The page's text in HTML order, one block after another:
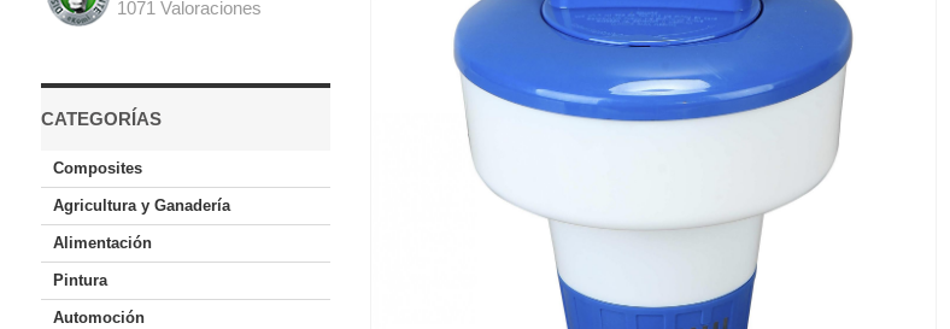
1071
Valoraciones
CATEGORÍAS
Composites
Agricultura y Ganadería
Alimentación
Pintura
Automoción